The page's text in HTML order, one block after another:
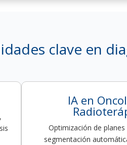
clave en
IA en
Optimización de
segmentación